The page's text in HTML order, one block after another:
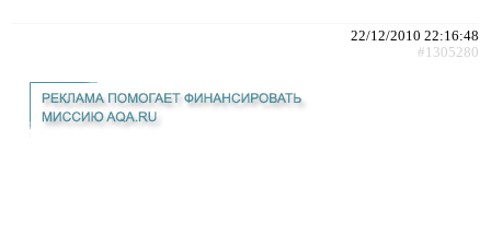
22/12/2010 22:16:48
#1305280